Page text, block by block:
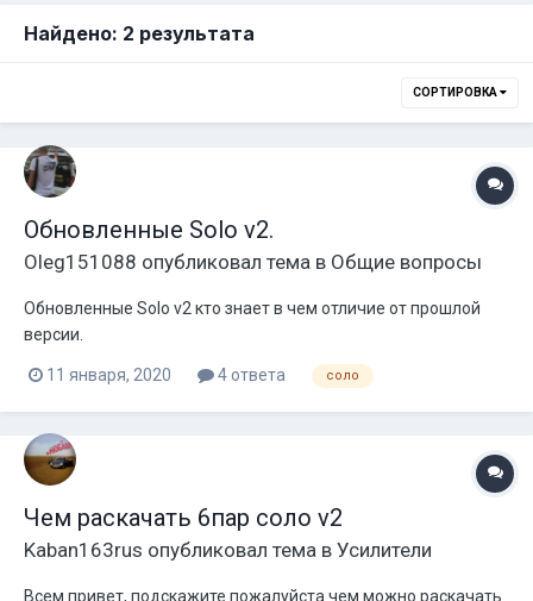
Найдено: 2 результата
СОРТИРОВКА
Обновленные Solo v2.
Oleg151088 опубликовал тема в Общие вопросы
Обновленные Solo v2 кто знает в чем отличие от прошлой
версии.
11 января, 2020 4 ответа соло
Чем раскачать 6пар соло v2
Kaban163rus опубликовал тема в Усилители
Всем привет, подскажите пожалуйста чем можно раскачать